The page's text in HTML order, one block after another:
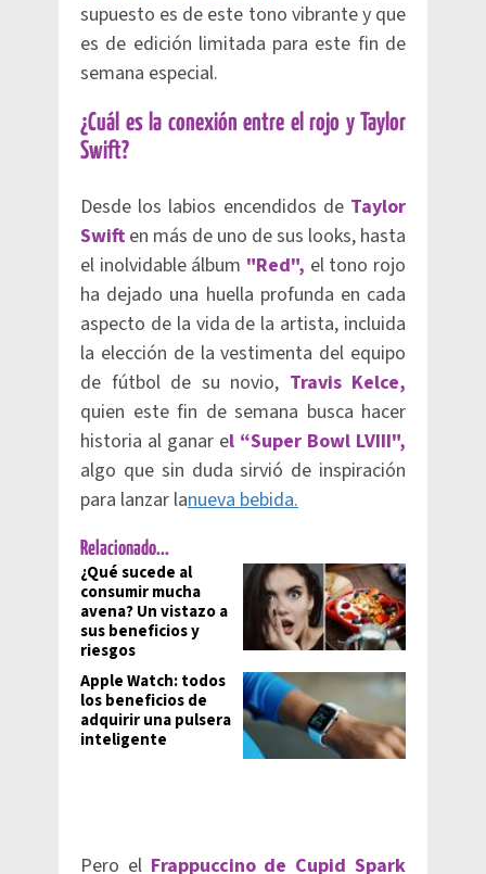
supuesto es de este tono vibrante y que
es de edición limitada para este fin de
semana especial.
¿Cuál es la conexión entre el rojo y Taylor
Swift?
Desde los labios encendidos deTaylor
Swift en más de uno de sus looks, hasta
el inolvidable álbum "Red", el tono rojo
ha dejado una huella profunda en cada
aspecto de la vida de la artista, incluida
la elección de la vestimenta del equipo
de fútbol de su novio, Travis Kelce,
quien este fin de semana busca hacer
historia al ganar el “Super Bowl LVIII",
algo que sin duda sirvió de inspiración
para lanzar lanueva bebida.
Relacionado...
¿Qué sucede al
consumir mucha
avena? Un vistazo a
sus beneficios y
riesgos
Apple Watch: todos
los beneficios de
adquirir una pulsera
inteligente
Pero el Frappuccino de Cupid Spark